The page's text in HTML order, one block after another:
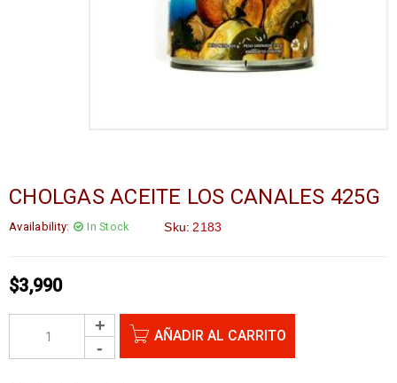
CHOLGAS ACEITE LOS CANALES 425G
Availability: In Stock Sku: 2183
$3,990
AÑADIR AL CARRITO